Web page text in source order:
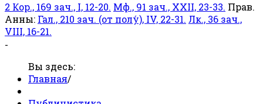
2 Кор., 169 зач., I, 12-20. Мф., 91 зач., XXII, 23-33. Прав.
Анны: Гал., 210 зач. (от полу́), IV, 22-31. Лк., 36 зач.,
VIII, 16-21.
-
Вы здесь:
Главная/